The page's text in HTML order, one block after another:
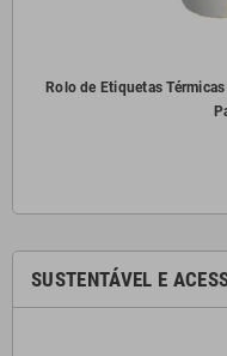
Rolo de Etiquetas
SUSTENTÁVEL E